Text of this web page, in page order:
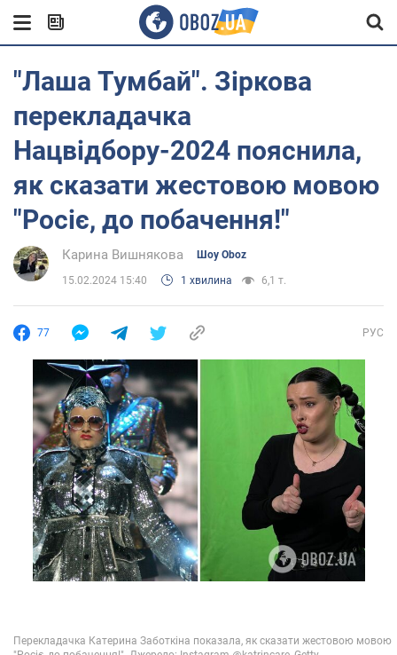
"Лаша Тумбай". Зіркова
перекладачка
Нацвідбору-2024 пояснила,
як сказати жестовою мовою
"Росіє, до побачення!"
Карина Вишнякова Шоу Oboz
15.02.2024 15:40 1 хвилина 6,1 т.
77 РУС